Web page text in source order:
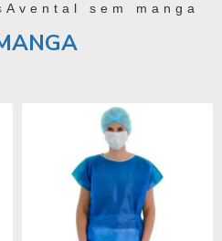
Avental sem manga